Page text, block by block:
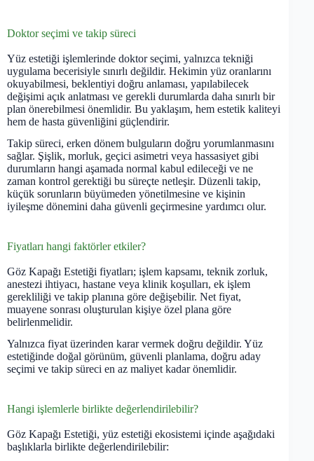
Doktor seçimi ve takip süreci
Yüz estetiği işlemlerinde doktor seçimi, yalnızca tekniği
uygulama becerisiyle sınırlı değildir. Hekimin yüz oranlarını
okuyabilmesi, beklentiyi doğru anlaması, yapılabilecek
değişimi açık anlatması ve gerekli durumlarda daha sınırlı bir
plan önerebilmesi önemlidir. Bu yaklaşım, hem estetik kaliteyi
hem de hasta güvenliğini güçlendirir.
Takip süreci, erken dönem bulguların doğru yorumlanmasını
sağlar. Şişlik, morluk, geçici asimetri veya hassasiyet gibi
durumların hangi aşamada normal kabul edileceği ve ne
zaman kontrol gerektiği bu süreçte netleşir. Düzenli takip,
küçük sorunların büyümeden yönetilmesine ve kişinin
iyileşme dönemini daha güvenli geçirmesine yardımcı olur.
Fiyatları hangi faktörler etkiler?
Göz Kapağı Estetiği fiyatları; işlem kapsamı, teknik zorluk,
anestezi ihtiyacı, hastane veya klinik koşulları, ek işlem
gerekliliği ve takip planına göre değişebilir. Net fiyat,
muayene sonrası oluşturulan kişiye özel plana göre
belirlenmelidir.
Yalnızca fiyat üzerinden karar vermek doğru değildir. Yüz
estetiğinde doğal görünüm, güvenli planlama, doğru aday
seçimi ve takip süreci en az maliyet kadar önemlidir.
Hangi işlemlerle birlikte değerlendirilebilir?
Göz Kapağı Estetiği, yüz estetiği ekosistemi içinde aşağıdaki
başlıklarla birlikte değerlendirilebilir: